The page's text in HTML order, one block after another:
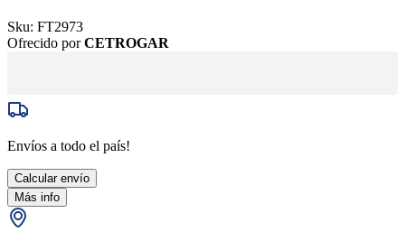
Sku: FT2973
Ofrecido porCETROGAR
Envíos a todo el país!
Calcular envío
Más info